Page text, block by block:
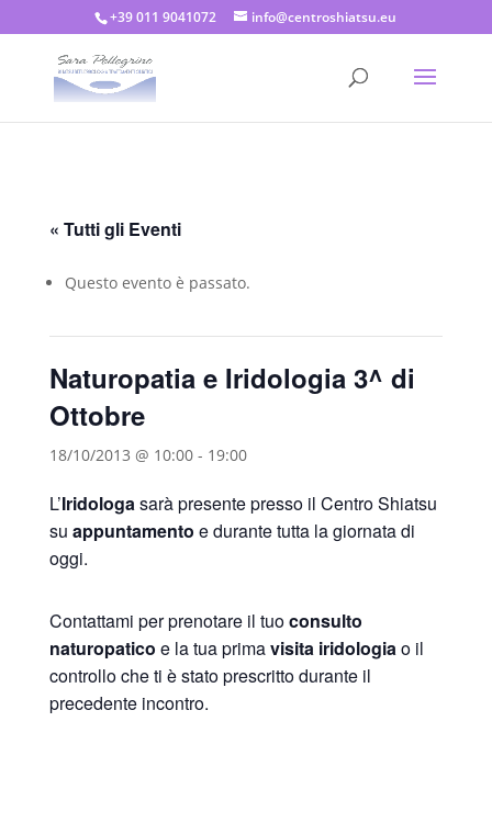
+39 011 9041072 info@centroshiatsu.eu
« Tutti gli Eventi
Questo evento è passato.
Naturopatia e Iridologia 3^ di
Ottobre
18/10/2013 @ 10:00- 19:00
L’Iridologasarà presente presso il Centro Shiatsu
su appuntamento e durante tutta la giornata di
oggi.
Contattami per prenotare il tuoconsulto
naturopatico e la tua primavisita iridologiao il
controllo che ti è stato prescritto durante il
precedente incontro.